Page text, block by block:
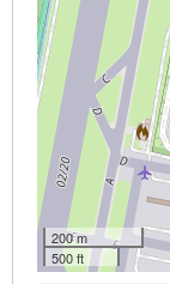
200 m
500 ft